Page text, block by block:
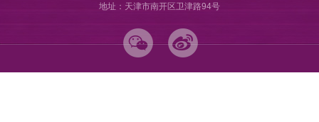
地址：天津市南开区卫津路94号